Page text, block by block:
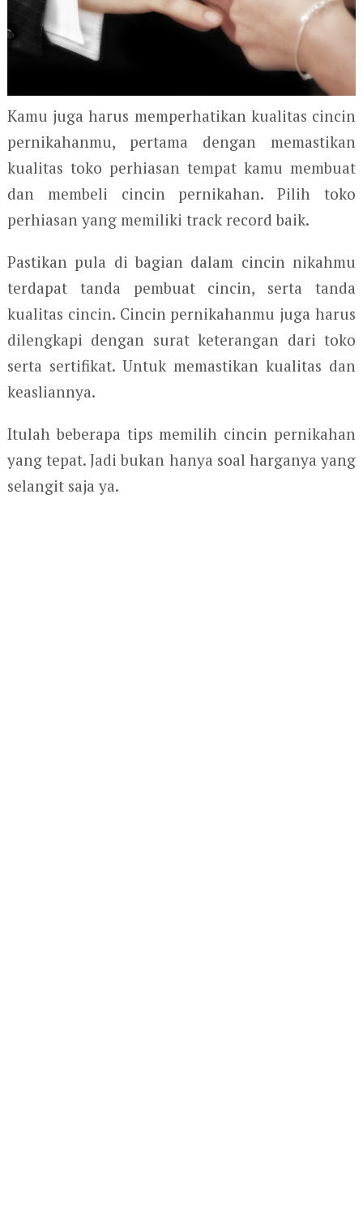
Kamu juga harus memperhatikan kualitas cincin
pernikahanmu, pertama dengan memastikan
kualitas toko perhiasan tempat kamu membuat
dan membeli cincin pernikahan. Pilih toko
perhiasan yang memiliki track record baik.
Pastikan pula di bagian dalam cincin nikahmu
terdapat tanda pembuat cincin, serta tanda
kualitas cincin. Cincin pernikahanmu juga harus
dilengkapi dengan surat keterangan dari toko
serta sertifikat. Untuk memastikan kualitas dan
keasliannya.
Itulah beberapa tips memilih cincin pernikahan
yang tepat. Jadi bukan hanya soal harganya yang
selangit saja ya.